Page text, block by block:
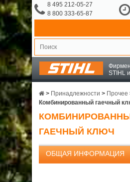
8 495 212-05-27
8 800 333-65-87
STIHL
STIHL
VIKING
OCHSENKOPF
> Принадлежности > Прочее
Комбинированный гаечный
ГАЕЧНЫЙ КЛЮЧ
ОБЩАЯ ИНФОРМАЦИЯ